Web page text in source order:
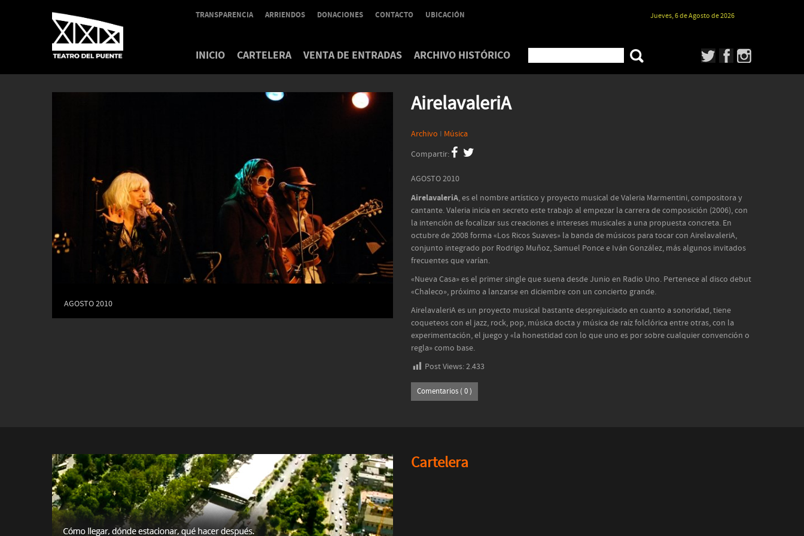
TRANSPARENCIA ARRIENDOS DONACIONES CONTACTO UBICACIÓN Jueves, 6 de Agosto de 2026
INICIO CARTELERA VENTA DE ENTRADAS ARCHIVO HISTÓRICO
AGOSTO 2010
AirelavaleriA
Archivo I Música
Compartir:
AGOSTO 2010
AirelavaleriA, es el nombre artístico y proyecto musical de Valeria Marmentini, compositora y
cantante. Valeria inicia en secreto este trabajo al empezar la carrera de composición (2006), con
la intención de focalizar sus creaciones e intereses musicales a una propuesta concreta. En
octubre de 2008 forma «Los Ricos Suaves» la banda de músicos para tocar con AirelavaleriA,
conjunto integrado por Rodrigo Muñoz, Samuel Ponce e Iván González, más algunos invitados
frecuentes que varían.
«Nueva Casa» es el primer single que suena desde Junio en Radio Uno. Pertenece al disco debut
«Chaleco», próximo a lanzarse en diciembre con un concierto grande.
AirelavaleriA es un proyecto musical bastante desprejuiciado en cuanto a sonoridad, tiene
coqueteos con el jazz, rock, pop, música docta y música de raíz folclórica entre otras, con la
experimentación, el juego y «la honestidad con lo que uno es por sobre cualquier convención o
regla» como base.
Post Views:2.433
Comentarios ( 0 )
Cartelera